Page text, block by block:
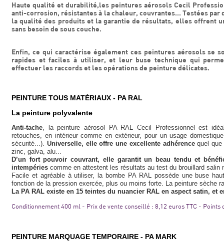
Haute qualité et durabilité,les peintures aérosols Cecil
anti-corrosion, résistantes à la chaleur, couvrantes... Testées
la qualité des produits et la garantie de résultats, elles offrent
sans besoin de sous couche.
Enfin, ce qui caractérise également ces peintures aérosols se
rapides et faciles à utiliser, et leur buse technique qui
effectuer les raccords et les opérations de peinture délicates.
PEINTURE TOUS MATÉRIAUX - PA RAL
La peinture polyvalente
Anti-tache, la peinture aérosol PA RAL Cecil Professionnel est
retouches, en intérieur comme en extérieur, pour un usage
sécurité...). Universelle, elle offre une excellente adhérencequel que
zinc, galva, alu...
D’un fort pouvoir couvrant, elle garantit un beau tendu et
intempéries comme en attestent les résultats au test du brouillard salin
Facile et agréable à utiliser, la bombe PA RAL possède une buse
fonction de la pression exercée, plus ou moins forte. La peinture sèche
La PA RAL existe en 15 teintes du nuancier RAL en aspect satin, et
Conditionnement 400 ml - Prix de vente conseillé : 8,12 euros TTC - Points
PEINTURE MARQUAGE TEMPORAIRE - PA MARK